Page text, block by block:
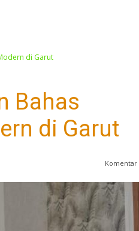
di Garut
Bahas
di Garut
Komentar